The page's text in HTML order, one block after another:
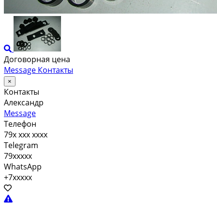
Договорная цена
Message Контакты
×
Контакты
Александр
Message
Телефон
79x xxx xxxx
Telegram
79xxxxx
WhatsApp
+7xxxxx